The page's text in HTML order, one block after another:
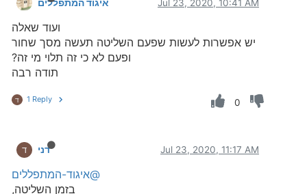
איגוד המתפללים Jul 23, 2020, 10:41 AM
ועוד שאלה
יש אפשרות לעשות שפעם השליטה תעשה מסך שחור
ופעם לא כי זה תלוי מי זה?
תודה רבה
ד 1 Reply 0
ד דני Jul 23, 2020, 11:17 AM
@איגוד-המתפללים
בזמן השליטה,